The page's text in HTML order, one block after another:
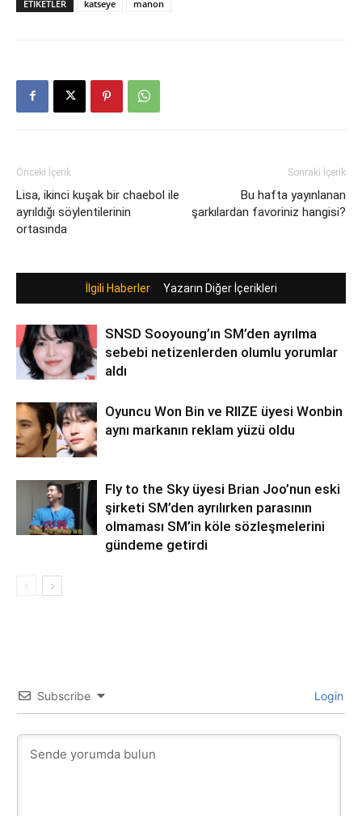
ETIKETLER katseye manon
Önceki İçerik
Lisa, ikinci kuşak bir chaebol ile
ayrıldığı söylentilerinin
ortasında
Sonraki İçerik
Bu hafta yayınlanan
şarkılardan favoriniz hangisi?
İlgili Haberler Yazarın Diğer İçerikleri
SNSD Sooyoung’ın SM’den ayrılma
sebebi netizenlerden olumlu yorumlar
aldı
Oyuncu Won Bin ve RIIZE üyesi Wonbin
aynı markanın reklam yüzü oldu
Fly to the Sky üyesi Brian Joo’nun eski
şirketi SM’den ayrılırken parasının
olmaması SM’in köle sözleşmelerini
gündeme getirdi
Subscribe Login